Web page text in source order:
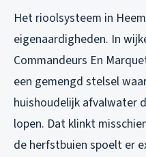
Het rioolsysteem in
eigenaardigheden. In
Commandeurs En
een gemengd stelsel
huishoudelijk afvalwater
lopen. Dat klinkt
de herfstbuien spoelt er